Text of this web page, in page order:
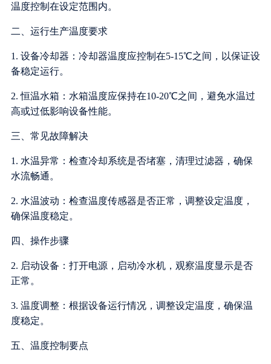
温度控制在设定范围内。
二、运行生产温度要求
1. 设备冷却器：冷却器温度应控制在5-15℃之间，以保证设
备稳定运行。
2. 恒温水箱：水箱温度应保持在10-20℃之间，避免水温过
高或过低影响设备性能。
三、常见故障解决
1. 水温异常：检查冷却系统是否堵塞，清理过滤器，确保
水流畅通。
2. 水温波动：检查温度传感器是否正常，调整设定温度，
确保温度稳定。
四、操作步骤
2. 启动设备：打开电源，启动冷水机，观察温度显示是否
正常。
3. 温度调整：根据设备运行情况，调整设定温度，确保温
度稳定。
五、温度控制要点